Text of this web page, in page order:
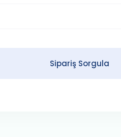
Sipariş Sorgula